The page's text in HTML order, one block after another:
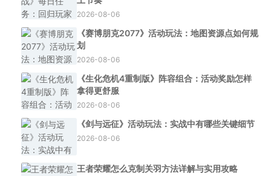
2026-08-06
《赛博朋克2077》活动玩法：地图资源点如何规
划
2026-08-06
《生化危机4重制版》阵容组合：活动奖励怎样
拿得更舒服
2026-08-06
《剑与远征》活动玩法：实战中有哪些关键细节
2026-08-06
王者荣耀怎么克制关羽方法详解与实用攻略